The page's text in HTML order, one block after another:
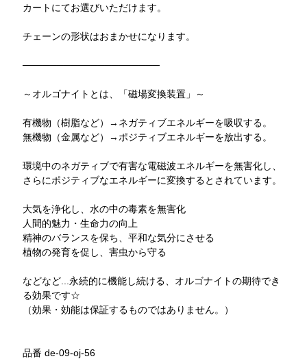
カートにてお選びいただけます。
チェーンの形状はおまかせになります。
────────────────────
～オルゴナイトとは、「磁場変換装置」～
有機物（樹脂など）→ネガティブエネルギーを吸収する。
無機物（金属など）→ポジティブエネルギーを放出する。
環境中のネガティブで有害な電磁波エネルギーを無害化し、
さらにポジティブなエネルギーに変換するとされています。
大気を浄化し、水の中の毒素を無害化
人間的魅力・生命力の向上
精神のバランスを保ち、平和な気分にさせる
植物の発育を促し、害虫から守る
などなど...永続的に機能し続ける、オルゴナイトの期待でき
る効果です☆
（効果・効能は保証するものではありません。）
品番 de-09-oj-56